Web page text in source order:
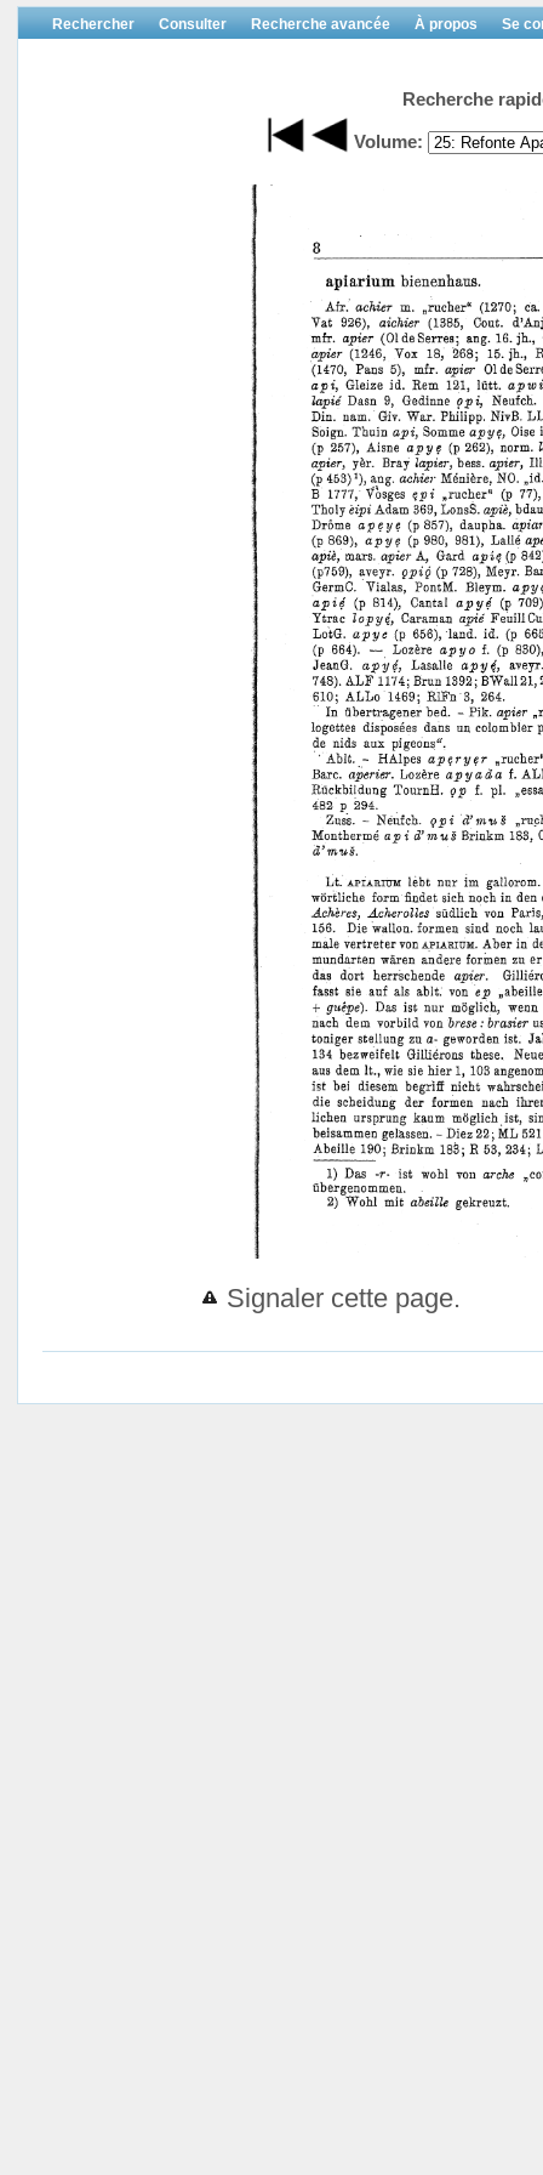
Rechercher Consulter Recherche avancée À propos Se
Recherche
Volume:
Signaler cette page.